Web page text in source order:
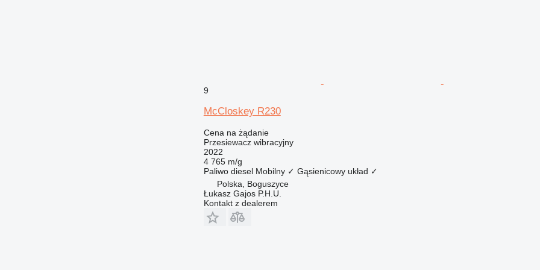
9
McCloskey R230
Cena na żądanie
Przesiewacz wibracyjny
2022
4 765 m/g
Paliwo diesel Mobilny ✓ Gąsienicowy układ ✓
Polska, Boguszyce
Łukasz Gajos P.H.U.
Kontakt z dealerem